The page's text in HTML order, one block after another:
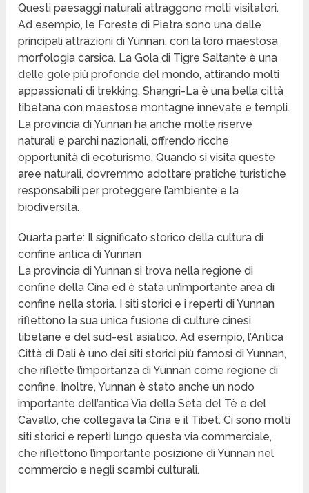
Questi paesaggi naturali attraggono molti visitatori.
Ad esempio, le Foreste di Pietra sono una delle
principali attrazioni di Yunnan, con la loro maestosa
morfologia carsica. La Gola di Tigre Saltante è una
delle gole più profonde del mondo, attirando molti
appassionati di trekking. Shangri-La è una bella città
tibetana con maestose montagne innevate e templi.
La provincia di Yunnan ha anche molte riserve
naturali e parchi nazionali, offrendo ricche
opportunità di ecoturismo. Quando si visita queste
aree naturali, dovremmo adottare pratiche turistiche
responsabili per proteggere l’ambiente e la
biodiversità.
Quarta parte: Il significato storico della cultura di
confine antica di Yunnan
La provincia di Yunnan si trova nella regione di
confine della Cina ed è stata un’importante area di
confine nella storia. I siti storici e i reperti di Yunnan
riflettono la sua unica fusione di culture cinesi,
tibetane e del sud-est asiatico. Ad esempio, l’Antica
Città di Dali è uno dei siti storici più famosi di Yunnan,
che riflette l’importanza di Yunnan come regione di
confine. Inoltre, Yunnan è stato anche un nodo
importante dell’antica Via della Seta del Tè e del
Cavallo, che collegava la Cina e il Tibet. Ci sono molti
siti storici e reperti lungo questa via commerciale,
che riflettono l’importante posizione di Yunnan nel
commercio e negli scambi culturali.